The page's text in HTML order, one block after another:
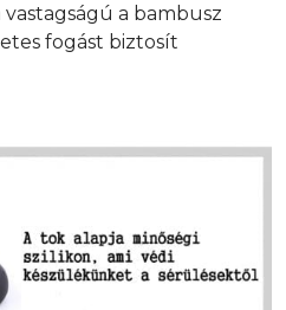
vastagságú a bambusz
fogást biztosít